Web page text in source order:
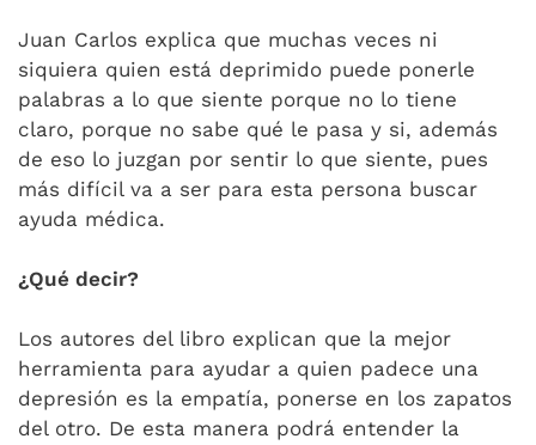
Juan Carlos explica que muchas veces ni
siquiera quien está deprimido puede ponerle
palabras a lo que siente porque no lo tiene
claro, porque no sabe qué le pasa y si, además
de eso lo juzgan por sentir lo que siente, pues
más difícil va a ser para esta persona buscar
ayuda médica.
¿Qué decir?
Los autores del libro explican que la mejor
herramienta para ayudar a quien padece una
depresión es la empatía, ponerse en los zapatos
del otro. De esta manera podrá entender la